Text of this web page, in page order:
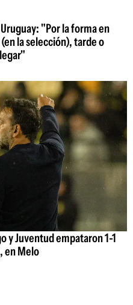
"Por la forma en
la selección), tarde o
y Juventud empataron 1-1
en Melo